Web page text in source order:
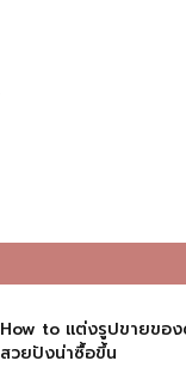
How to แต่งรูปขายขอ
สวยปังน่าซื้อขึ้น